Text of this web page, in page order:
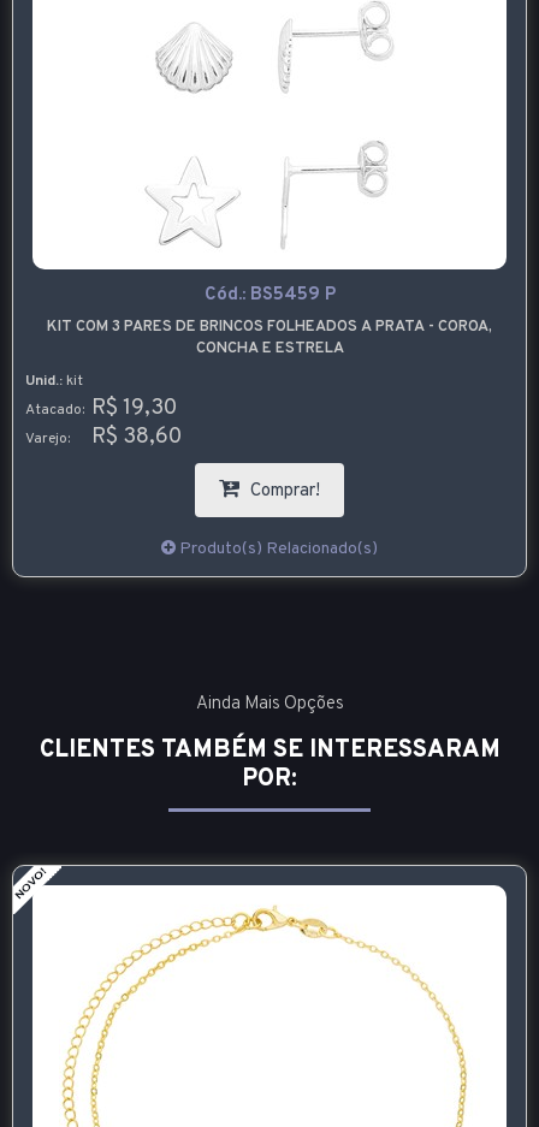
Cód.: BS5459 P
KIT COM 3 PARES DE BRINCOS FOLHEADOS A PRATA - COROA,
CONCHA E ESTRELA
Unid.: kit
Atacado: R$ 19,30
Varejo: R$ 38,60
Comprar!
Produto(s) Relacionado(s)
Ainda Mais Opções
CLIENTES TAMBÉM SE INTERESSARAM
POR: